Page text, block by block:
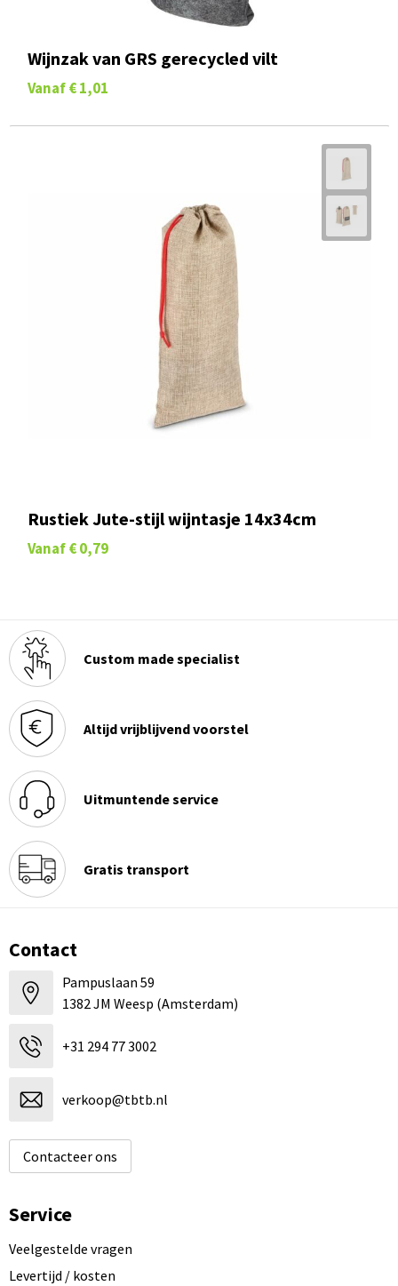
Wijnzak van GRS gerecycled vilt
Vanaf € 1,01
Rustiek Jute-stijl wijntasje 14x34cm
Vanaf € 0,79
Custom made specialist
Altijd vrijblijvend voorstel
Uitmuntende service
Gratis transport
Contact
Pampuslaan 59
1382 JM Weesp (Amsterdam)
+31 294 77 3002
verkoop@tbtb.nl
Contacteer ons
Service
Veelgestelde vragen
Levertijd / kosten